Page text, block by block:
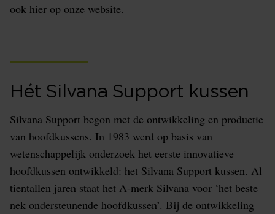
ook hier op onze website.
Hét Silvana Support kussen
Silvana Support begon met de ontwikkeling en productie
van hoofdkussens. In 1983 werd op basis van
wetenschappelijk onderzoek het eerste innovatieve
hoofdkussen ontwikkeld: het Silvana Support kussen. Al
tientallen jaren staat het A-merk Silvana voor ‘het beste
nek ondersteunende hoofdkussen’. Bij de ontwikkeling